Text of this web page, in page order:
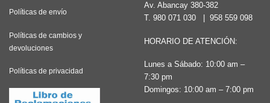
pueden
página
Políticas de envío
Políticas de cambios y
devoluciones
Políticas de privacidad
Av. Abancay 380-382
T. 980 071 030 958 559 098
HORARIO DE ATENCIÓN:
Lunes a Sábado: 10:00 am –
7:30 pm
Domingos: 10:00 am – 7:00 pm